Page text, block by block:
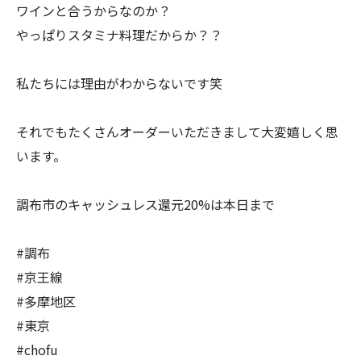
ワインと合うからなのか？
やっぱりスタミナ料理だからか？？
私たちには理由がわからないです笑
それでもたくさんオーダーいただきまして大変嬉しく思
います。
調布市のキャッシュレス還元20%は本日まで
#調布
#京王線
#多摩地区
#東京
#chofu